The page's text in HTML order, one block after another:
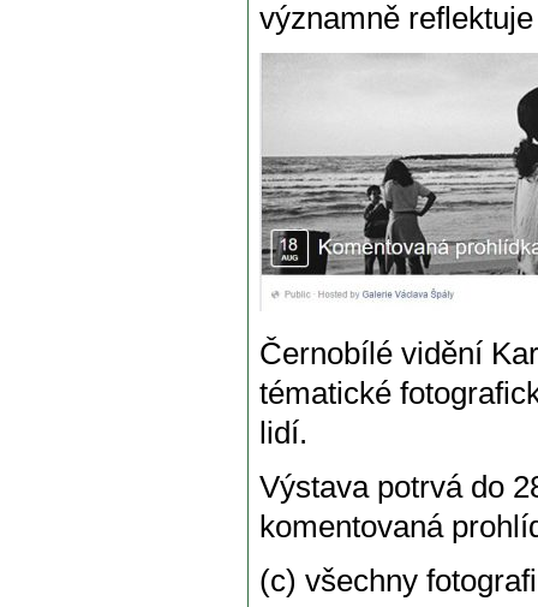
významně
Černobílé vidění
tématické
lidí.
Výstava potrvá do
komentovaná
(c) všechny